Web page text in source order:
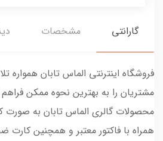
گارانتی مشخصات
فروشگاه اینترنتی الماس تابان
مشتریان را به بهترین نحوه ممکن
محصولات گالری الماس تابان به صورت
همراه با فاکتور معتبر و همچنین